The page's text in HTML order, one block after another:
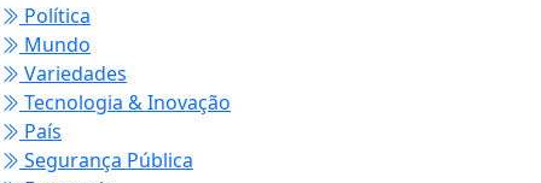
Política
Mundo
Variedades
Tecnologia & Inovação
País
Segurança Pública